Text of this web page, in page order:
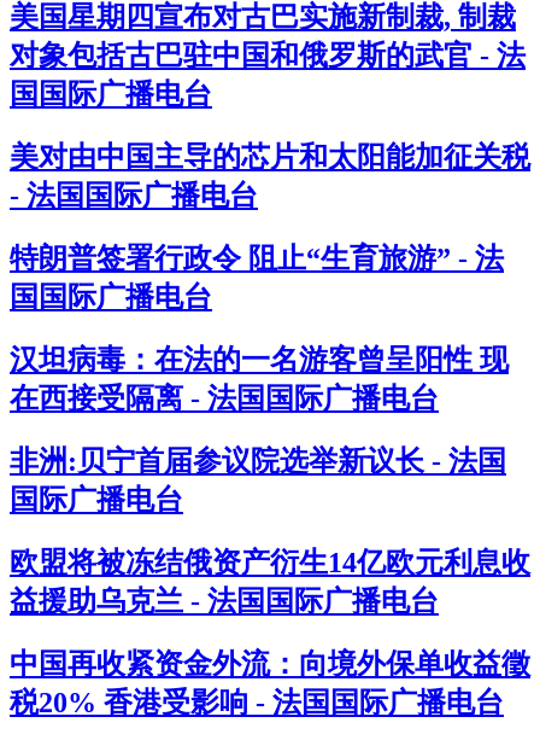
美国星期四宣布对古巴实施新制裁, 制裁
对象包括古巴驻中国和俄罗斯的武官 - 法
国国际广播电台
美对由中国主导的芯片和太阳能加征关税
- 法国国际广播电台
特朗普签署行政令 阻止“生育旅游” - 法
国国际广播电台
汉坦病毒：在法的一名游客曾呈阳性 现
在西接受隔离 - 法国国际广播电台
非洲:贝宁首届参议院选举新议长 - 法国
国际广播电台
欧盟将被冻结俄资产衍生14亿欧元利息收
益援助乌克兰 - 法国国际广播电台
中国再收紧资金外流：向境外保单收益徵
税20% 香港受影响 - 法国国际广播电台